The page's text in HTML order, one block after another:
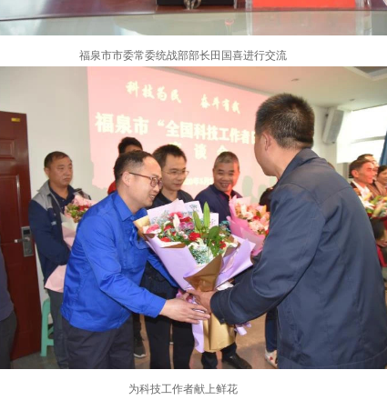
福泉市市委常委统战部部长田国喜进行交流
为科技工作者献上鲜花